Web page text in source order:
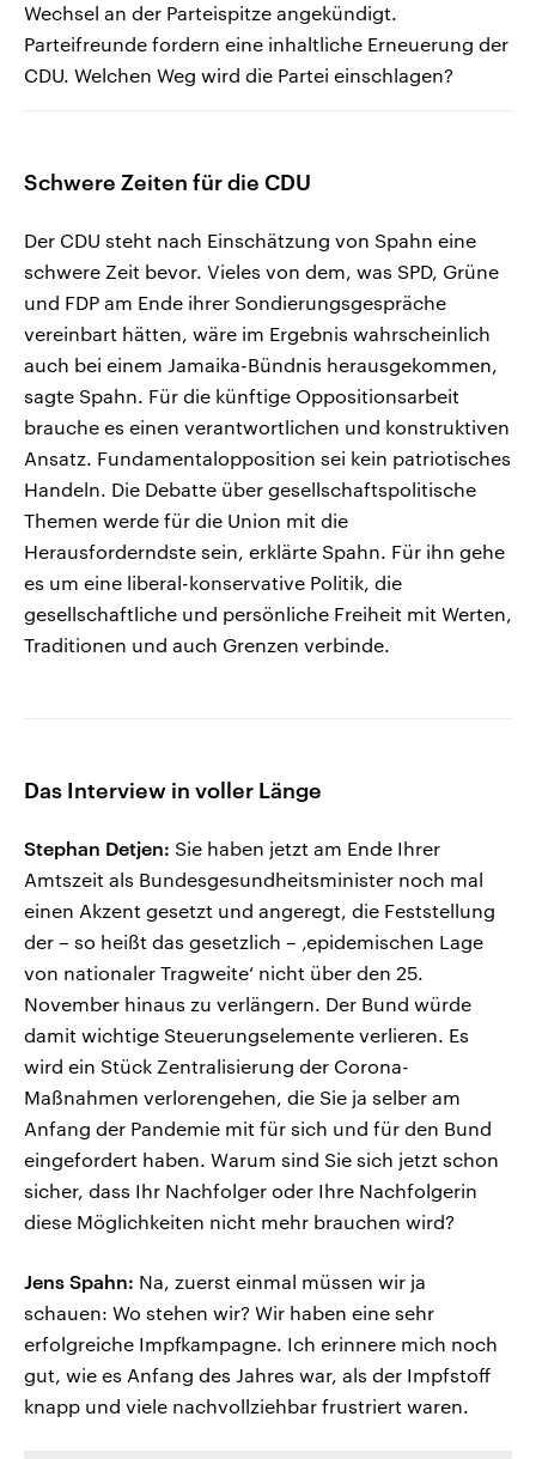
Wechsel an der Parteispitze angekündigt.
Parteifreunde fordern eine inhaltliche Erneuerung der
CDU. Welchen Weg wird die Partei einschlagen?
Schwere Zeiten für die CDU
Der CDU steht nach Einschätzung von Spahn eine
schwere Zeit bevor. Vieles von dem, was SPD, Grüne
und FDP am Ende ihrer Sondierungsgespräche
vereinbart hätten, wäre im Ergebnis wahrscheinlich
auch bei einem Jamaika-Bündnis herausgekommen,
sagte Spahn. Für die künftige Oppositionsarbeit
brauche es einen verantwortlichen und konstruktiven
Ansatz. Fundamentalopposition sei kein patriotisches
Handeln. Die Debatte über gesellschaftspolitische
Themen werde für die Union mit die
Herausforderndste sein, erklärte Spahn. Für ihn gehe
es um eine liberal-konservative Politik, die
gesellschaftliche und persönliche Freiheit mit Werten,
Traditionen und auch Grenzen verbinde.
Das Interview in voller Länge
Stephan Detjen: Sie haben jetzt am Ende Ihrer
Amtszeit als Bundesgesundheitsminister noch mal
einen Akzent gesetzt und angeregt, die Feststellung
der – so heißt das gesetzlich – ‚epidemischen Lage
von nationaler Tragweite‘ nicht über den 25.
November hinaus zu verlängern. Der Bund würde
damit wichtige Steuerungselemente verlieren. Es
wird ein Stück Zentralisierung der Corona-
Maßnahmen verlorengehen, die Sie ja selber am
Anfang der Pandemie mit für sich und für den Bund
eingefordert haben. Warum sind Sie sich jetzt schon
sicher, dass Ihr Nachfolger oder Ihre Nachfolgerin
diese Möglichkeiten nicht mehr brauchen wird?
Jens Spahn: Na, zuerst einmal müssen wir ja
schauen: Wo stehen wir? Wir haben eine sehr
erfolgreiche Impfkampagne. Ich erinnere mich noch
gut, wie es Anfang des Jahres war, als der Impfstoff
knapp und viele nachvollziehbar frustriert waren.